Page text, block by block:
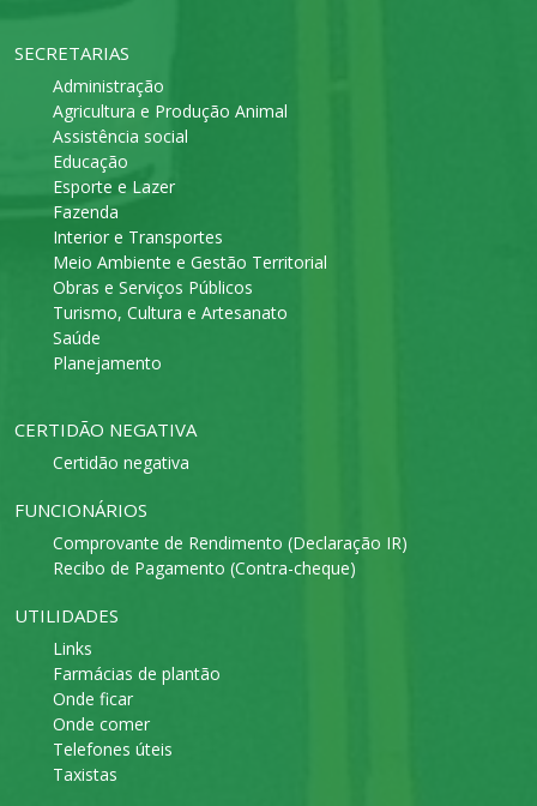
SECRETARIAS
Administração
Agricultura e Produção Animal
Assistência social
Educação
Esporte e Lazer
Fazenda
Interior e Transportes
Meio Ambiente e Gestão Territorial
Obras e Serviços Públicos
Turismo, Cultura e Artesanato
Saúde
Planejamento
CERTIDÃO NEGATIVA
Certidão negativa
FUNCIONÁRIOS
Comprovante de Rendimento (Declaração IR)
Recibo de Pagamento (Contra-cheque)
UTILIDADES
Links
Farmácias de plantão
Onde ficar
Onde comer
Telefones úteis
Taxistas